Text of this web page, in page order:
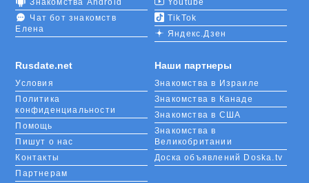
Rusdate.net
Условия
Политика
конфиденциальности
Помощь
Пишут о нас
Контакты
Партнерам
Чат бот знакомств
Елена
TikTok
Яндекс.Дзен
Наши партнеры
Знакомства в Израиле
Знакомства в Канаде
Знакомства в США
Знакомства в
Великобритании
Доска объявлений Doska.tv